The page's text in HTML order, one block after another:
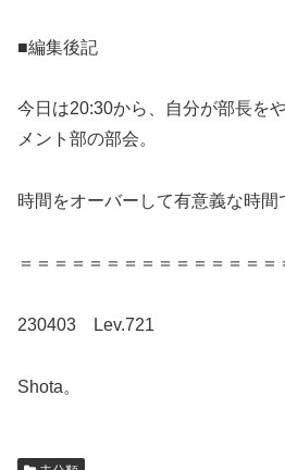
■編集後記
今日は20:30から、自分が部長を
メント部の部会。
時間をオーバーして有意義な時間
＝＝＝＝＝＝＝＝＝＝＝＝＝＝＝
230403 Lev.721
Shota。